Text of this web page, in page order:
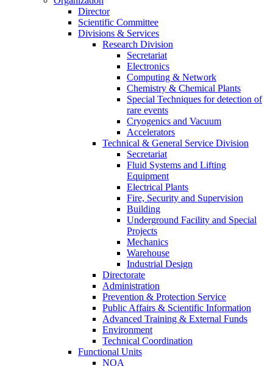
Director
Scientific Committee
Divisions & Services
Research Division
Secretariat
Electronics
Computing & Network
Chemistry & Chemical Plants
Special Techniques for detection of
rare events
Cryogenics and Vacuum
Accelerators
Technical & General Service Division
Secretariat
Fluid Systems and Lifting
Equipment
Electrical Plants
Fire, Security and Supervision
Building
Underground Facility and Special
Projects
Mechanics
Warehouse
Industrial Design
Directorate
Administration
Prevention & Protection Service
Public Affairs & Scientific Information
Advanced Training & External Funds
Environment
Technical Coordination
Functional Units
NOA